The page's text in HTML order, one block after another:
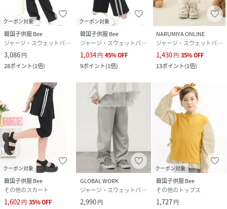
クーポン対象
韓国子供服 Bee
ジャージ・スウェットパンツ
3,086円
28ポイント(1倍)
クーポン対象
韓国子供服 Bee
ジャージ・スウェットパンツ
1,034円 45%OFF
9ポイント(1倍)
NARUMIYA ONLINE
ジャージ・スウェットパンツ
1,430円 35%OFF
13ポイント(1倍)
クーポン対象
韓国子供服 Bee
その他のスカート
1,602円 35%OFF
GLOBAL WORK
ジャージ・スウェットパンツ
2,990円
クーポン対象
韓国子供服 Bee
その他のトップス
1,727円